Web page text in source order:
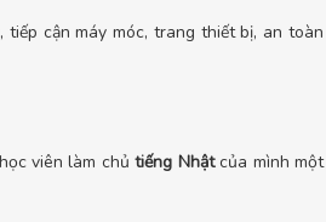
cận máy móc, trang thiết bị, an toàn
viên làm chủtiếng Nhậtcủa mình một